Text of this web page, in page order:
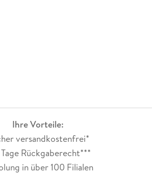
Ihre Vorteile:
versandkostenfrei*
Rückgaberecht***
in über 100 Filialen